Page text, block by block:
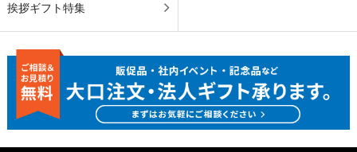
挨拶ギフト特集